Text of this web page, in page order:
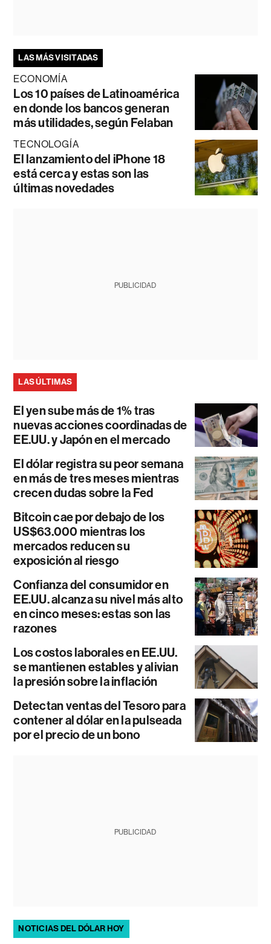
LAS MÁS VISITADAS
ECONOMÍA
Los 10 países de Latinoamérica
en donde los bancos generan
más utilidades, según Felaban
TECNOLOGÍA
El lanzamiento del iPhone 18
está cerca y estas son las
últimas novedades
PUBLICIDAD
LAS ÚLTIMAS
El yen sube más de 1% tras
nuevas acciones coordinadas de
EE.UU. y Japón en el mercado
El dólar registra su peor semana
en más de tres meses mientras
crecen dudas sobre la Fed
Bitcoin cae por debajo de los
US$63.000 mientras los
mercados reducen su
exposición al riesgo
Confianza del consumidor en
EE.UU. alcanza su nivel más alto
en cinco meses: estas son las
razones
Los costos laborales en EE.UU.
se mantienen estables y alivian
la presión sobre la inflación
Detectan ventas del Tesoro para
contener al dólar en la pulseada
por el precio de un bono
PUBLICIDAD
NOTICIAS DEL DÓLAR HOY